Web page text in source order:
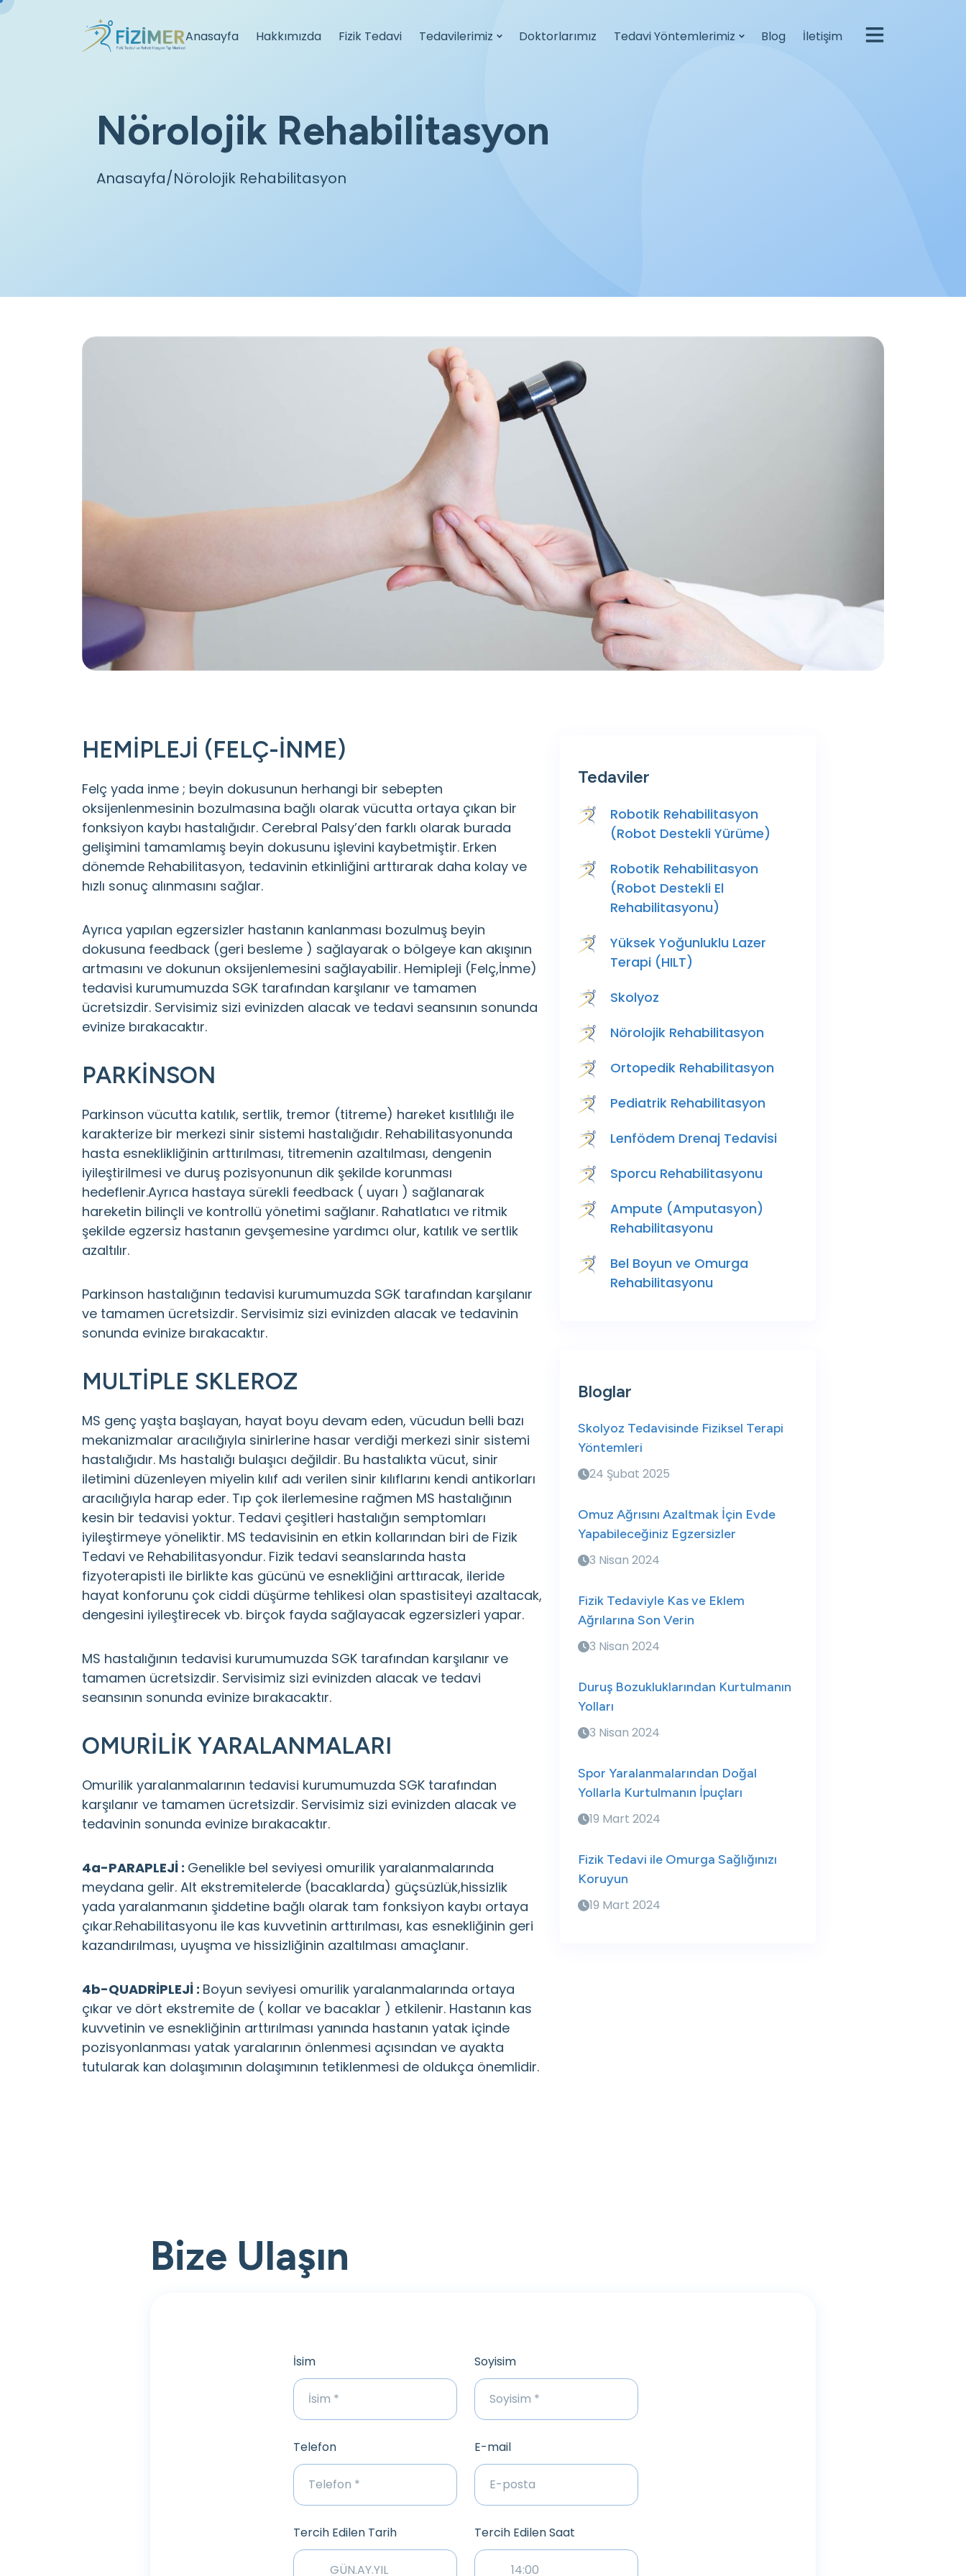
Anasayfa Hakkımızda Fizik Tedavi Tedavilerimiz Doktorlarımız Tedavi Yöntemlerimiz Blog İletişim
Nörolojik Rehabilitasyon
Anasayfa/Nörolojik Rehabilitasyon
HEMİPLEJİ (FELÇ-İNME)
Felç yada inme ; beyin dokusunun herhangi bir sebepten
oksijenlenmesinin bozulmasına bağlı olarak vücutta ortaya çıkan bir
fonksiyon kaybı hastalığıdır. Cerebral Palsy’den farklı olarak burada
gelişimini tamamlamış beyin dokusunu işlevini kaybetmiştir. Erken
dönemde Rehabilitasyon, tedavinin etkinliğini arttırarak daha kolay ve
hızlı sonuç alınmasını sağlar.
Ayrıca yapılan egzersizler hastanın kanlanması bozulmuş beyin
dokusuna feedback (geri besleme ) sağlayarak o bölgeye kan akışının
artmasını ve dokunun oksijenlemesini sağlayabilir. Hemipleji (Felç,İnme)
tedavisi kurumumuzda SGK tarafından karşılanır ve tamamen
ücretsizdir. Servisimiz sizi evinizden alacak ve tedavi seansının sonunda
evinize bırakacaktır.
PARKİNSON
Parkinson vücutta katılık, sertlik, tremor (titreme) hareket kısıtlılığı ile
karakterize bir merkezi sinir sistemi hastalığıdır. Rehabilitasyonunda
hasta esneklikliğinin arttırılması, titremenin azaltılması, dengenin
iyileştirilmesi ve duruş pozisyonunun dik şekilde korunması
hedeflenir.Ayrıca hastaya sürekli feedback ( uyarı ) sağlanarak
hareketin bilinçli ve kontrollü yönetimi sağlanır. Rahatlatıcı ve ritmik
şekilde egzersiz hastanın gevşemesine yardımcı olur, katılık ve sertlik
azaltılır.
Parkinson hastalığının tedavisi kurumumuzda SGK tarafından karşılanır
ve tamamen ücretsizdir. Servisimiz sizi evinizden alacak ve tedavinin
sonunda evinize bırakacaktır.
MULTİPLE SKLEROZ
MS genç yaşta başlayan, hayat boyu devam eden, vücudun belli bazı
mekanizmalar aracılığıyla sinirlerine hasar verdiği merkezi sinir sistemi
hastalığıdır. Ms hastalığı bulaşıcı değildir. Bu hastalıkta vücut, sinir
iletimini düzenleyen miyelin kılıf adı verilen sinir kılıflarını kendi antikorları
aracılığıyla harap eder. Tıp çok ilerlemesine rağmen MS hastalığının
kesin bir tedavisi yoktur. Tedavi çeşitleri hastalığın semptomları
iyileştirmeye yöneliktir. MS tedavisinin en etkin kollarından biri de Fizik
Tedavi ve Rehabilitasyondur. Fizik tedavi seanslarında hasta
fizyoterapisti ile birlikte kas gücünü ve esnekliğini arttıracak, ileride
hayat konforunu çok ciddi düşürme tehlikesi olan spastisiteyi azaltacak,
dengesini iyileştirecek vb. birçok fayda sağlayacak egzersizleri yapar.
MS hastalığının tedavisi kurumumuzda SGK tarafından karşılanır ve
tamamen ücretsizdir. Servisimiz sizi evinizden alacak ve tedavi
seansının sonunda evinize bırakacaktır.
OMURİLİK YARALANMALARI
Omurilik yaralanmalarının tedavisi kurumumuzda SGK tarafından
karşılanır ve tamamen ücretsizdir. Servisimiz sizi evinizden alacak ve
tedavinin sonunda evinize bırakacaktır.
4a-PARAPLEJİ : Genelikle bel seviyesi omurilik yaralanmalarında
meydana gelir. Alt ekstremitelerde (bacaklarda) güçsüzlük,hissizlik
yada yaralanmanın şiddetine bağlı olarak tam fonksiyon kaybı ortaya
çıkar.Rehabilitasyonu ile kas kuvvetinin arttırılması, kas esnekliğinin geri
kazandırılması, uyuşma ve hissizliğinin azaltılması amaçlanır.
4b-QUADRİPLEJİ : Boyun seviyesi omurilik yaralanmalarında ortaya
çıkar ve dört ekstremite de ( kollar ve bacaklar ) etkilenir. Hastanın kas
kuvvetinin ve esnekliğinin arttırılması yanında hastanın yatak içinde
pozisyonlanması yatak yaralarının önlenmesi açısından ve ayakta
tutularak kan dolaşımının dolaşımının tetiklenmesi de oldukça önemlidir.
Tedaviler
Robotik Rehabilitasyon
(Robot Destekli Yürüme)
Robotik Rehabilitasyon
(Robot Destekli El
Rehabilitasyonu)
Yüksek Yoğunluklu Lazer
Terapi (HILT)
Skolyoz
Nörolojik Rehabilitasyon
Ortopedik Rehabilitasyon
Pediatrik Rehabilitasyon
Lenfödem Drenaj Tedavisi
Sporcu Rehabilitasyonu
Ampute (Amputasyon)
Rehabilitasyonu
Bel Boyun ve Omurga
Rehabilitasyonu
Bloglar
Skolyoz Tedavisinde Fiziksel Terapi
Yöntemleri
24 Şubat 2025
Omuz Ağrısını Azaltmak İçin Evde
Yapabileceğiniz Egzersizler
3 Nisan 2024
Fizik Tedaviyle Kas ve Eklem
Ağrılarına Son Verin
3 Nisan 2024
Duruş Bozukluklarından Kurtulmanın
Yolları
3 Nisan 2024
Spor Yaralanmalarından Doğal
Yollarla Kurtulmanın İpuçları
19 Mart 2024
Fizik Tedavi ile Omurga Sağlığınızı
Koruyun
19 Mart 2024
Bize Ulaşın
İsim Soyisim
Telefon E-mail
Tercih Edilen Tarih Tercih Edilen Saat